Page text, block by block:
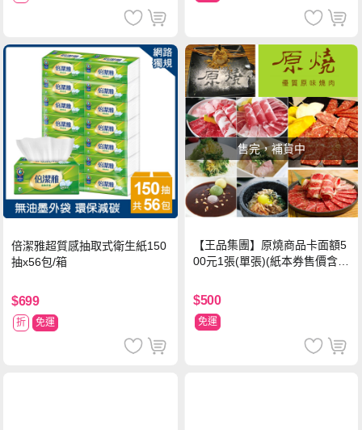
倍潔雅超質感抽取式衛生紙150
抽x56包/箱
$699
折 免運
售完，補貨中
【王品集團】原燒商品卡面額5
00元1張(單張)(紙本券售價含平
$500
免運